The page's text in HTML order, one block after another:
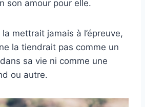
son amour pour elle.
la mettrait jamais à l’épreuve,
la tiendrait pas comme un
sa vie ni comme une
ou autre.